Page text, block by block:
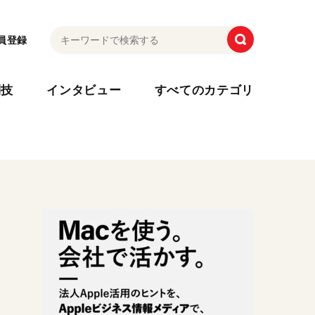
登録
インタビュー すべてのカテゴリ